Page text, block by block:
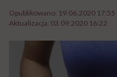
Opublikowano: 19.06.2020 17:55
Aktualizacja: 03.09.2020 16:22